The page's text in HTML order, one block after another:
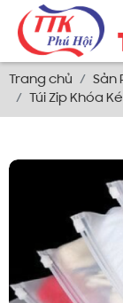
Trang chủ Sản
Túi Zip Khóa